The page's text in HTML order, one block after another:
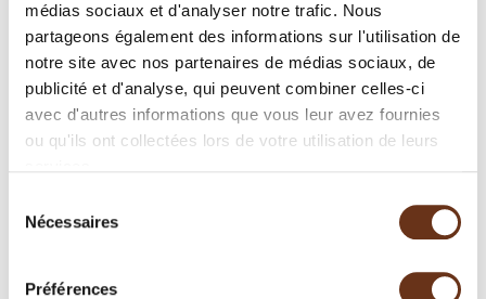
médias sociaux et d'analyser notre trafic. Nous
partageons également des informations sur l'utilisation de
notre site avec nos partenaires de médias sociaux, de
publicité et d'analyse, qui peuvent combiner celles-ci
avec d'autres informations que vous leur avez fournies
ou qu'ils ont collectées lors de votre utilisation de leurs
Nécessaires
Préférences